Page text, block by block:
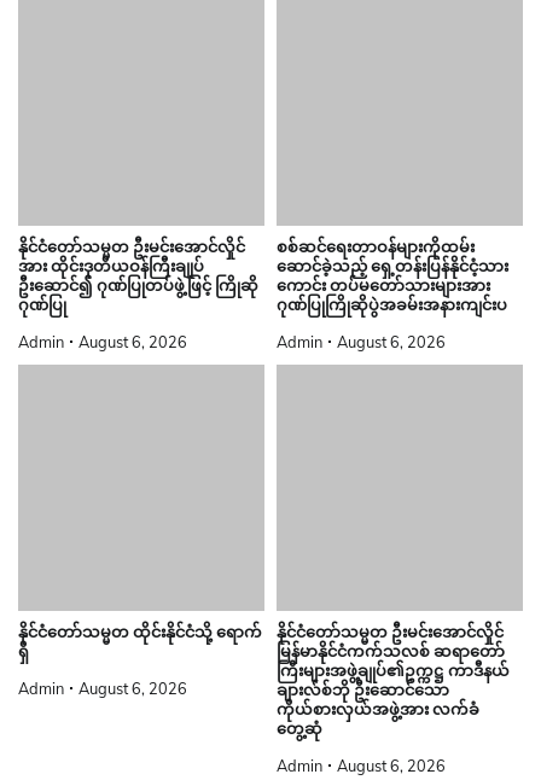
နိုင်ငံတော်သမ္မတ ဦးမင်းအောင်လှိုင်
အား ထိုင်းဒုတိယဝန်ကြီးချုပ်
ဦးဆောင်၍ ဂုဏ်ပြုတပ်ဖွဲ့ဖြင့် ကြိုဆို
ဂုဏ်ပြု
Admin August 6, 2026
စစ်ဆင်ရေးတာဝန်များကိုထမ်း
ဆောင်ခဲ့သည့် ရှေ့တန်းပြန်နိုင်ငံ့သား
ကောင်း တပ်မတော်သားများအား
ဂုဏ်ပြုကြိုဆိုပွဲအခမ်းအနားကျင်းပ
Admin August 6, 2026
နိုင်ငံတော်သမ္မတ ထိုင်းနိုင်ငံသို့ ရောက်
ရှိ
Admin August 6, 2026
နိုင်ငံတော်သမ္မတ ဦးမင်းအောင်လှိုင်
မြန်မာနိုင်ငံကက်သလစ် ဆရာတော်
ကြီးများအဖွဲ့ချုပ်၏ဥက္ကဋ္ဌ ကာဒီနယ်
ချားလ်စ်ဘို ဦးဆောင်သော
ကိုယ်စားလှယ်အဖွဲ့အား လက်ခံ
တွေ့ဆုံ
Admin August 6, 2026